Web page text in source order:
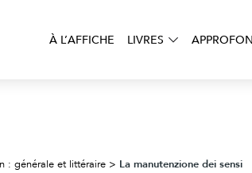
À L’AFFICHE LIVRES
: générale et littéraire > La manutenzione dei sensi